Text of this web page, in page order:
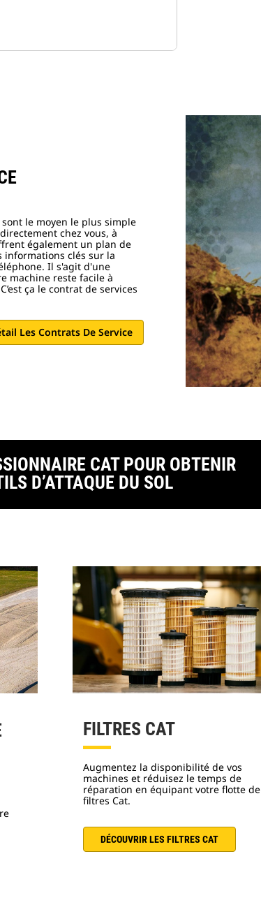
sont le moyen le plus simple
chez vous, à
également un plan de
informations clés sur la
Il s'agit d'une
machine reste facile à
ça le contrat de services
Les Contrats De Service
CAT POUR OBTENIR
D’ATTAQUE DU SOL
FILTRES CAT
Augmentez la disponibilité de vos
machines et réduisez le temps de
réparation en équipant votre flotte de
filtres Cat.
DÉCOUVRIR LES FILTRES CAT